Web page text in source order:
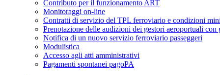
Contributo per il funzionamento ART
Monitoraggi on-line
Contratti di servizio del TPL ferroviario e condizioni
Prenotazione delle audizioni dei gestori aeroportuali con
Notifica di un nuovo servizio ferroviario passeggeri
Modulistica
Accesso agli atti amministrativi
Pagamenti spontanei pagoPA